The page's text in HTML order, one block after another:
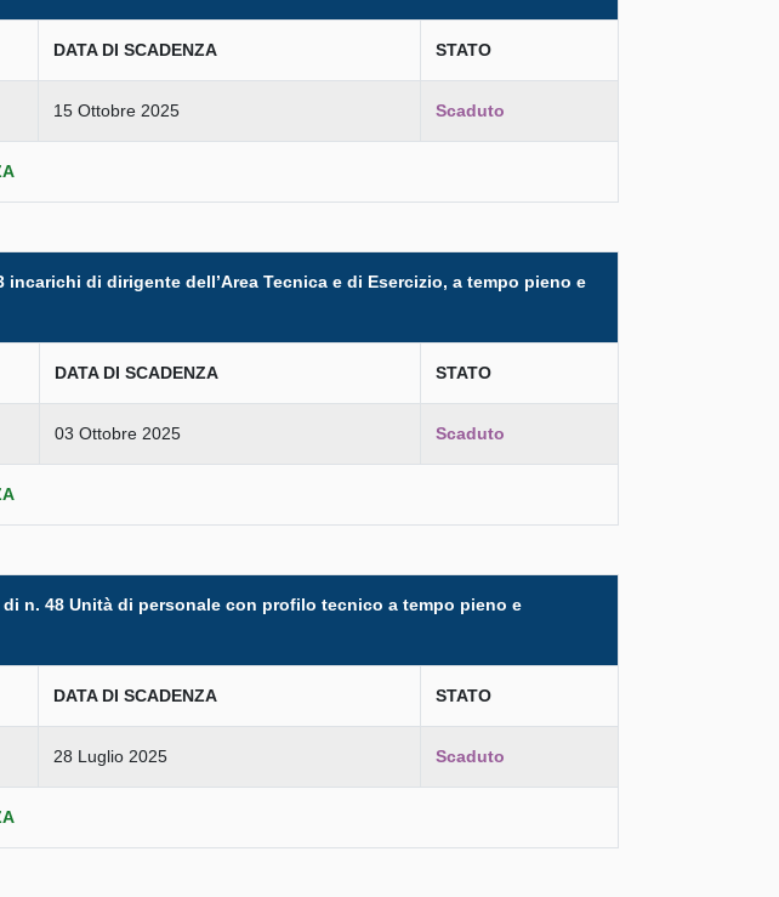
DATA DI SCADENZA STATO
15 Ottobre 2025 Scaduto
di dirigente dell’Area Tecnica e di Esercizio, a tempo pieno e
DATA DI SCADENZA STATO
03 Ottobre 2025 Scaduto
n. 48 Unità di personale con profilo tecnico a tempo pieno e
DATA DI SCADENZA STATO
28 Luglio 2025 Scaduto